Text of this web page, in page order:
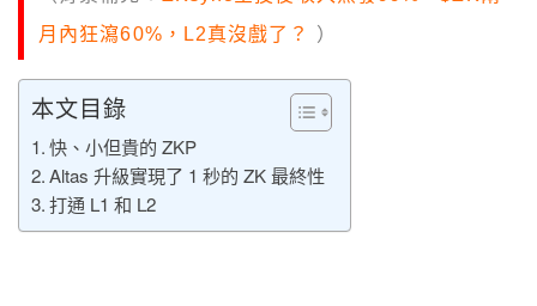
月內狂瀉60%，L2真沒戲了？
）
本文目錄
快、小但貴的 ZKP
Altas 升級實現了 1 秒的 ZK 最終性
打通 L1 和 L2